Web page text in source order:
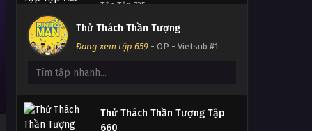
Tập Tập 735
Thử Thách Thần Tượng Tập
Tập 734
Tập 733
Thử Thách Thần Tượng
Đang xem tập 659 - OP - Vietsub #1
Thử Thách Thần Tượng Tập
Thử Thách Thần Tượng Tập
660